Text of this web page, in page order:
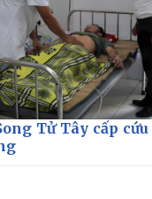
Tử Tây cấp